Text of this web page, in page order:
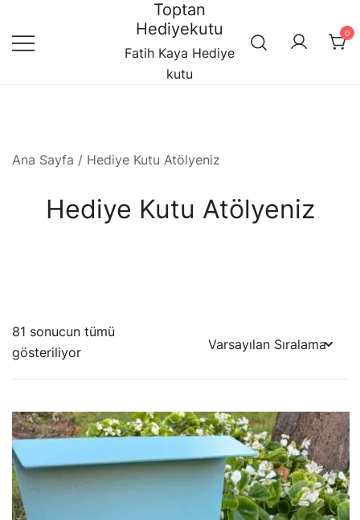
content
Toptan
Hediyekutu
Fatih Kaya Hediye
kutu
0
Ana Sayfa / Hediye Kutu Atölyeniz
Hediye Kutu Atölyeniz
81 sonucun tümü
gösteriliyor